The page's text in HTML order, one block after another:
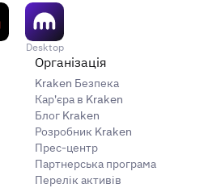
Desktop
Організація
Kraken Безпека
Кар'єра в Kraken
Блог Kraken
Розробник Kraken
Прес-центр
Партнерська програма
Перелік активів